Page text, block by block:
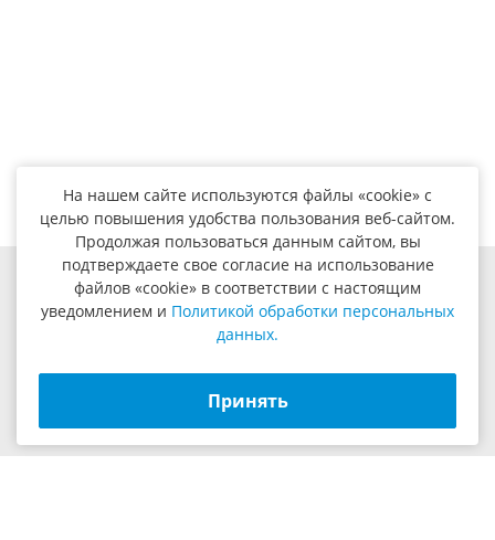
8 (800) 201-48-54
8 (495) 347-87-60
8 (495) 347-87-61
8 (495) 347-94-30
109469, г. Москва, ул. Братиславская, д.29, корп. 1, оф.10
info@yilmazrus.ru
На нашем сайте используются файлы «cookie» с
целью повышения удобства пользования веб-сайтом.
Продолжая пользоваться данным сайтом, вы
подтверждаете свое согласие на использование
файлов «cookie» в соответствии с настоящим
уведомлением и Политикой обработки персональных
данных.
Принять